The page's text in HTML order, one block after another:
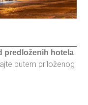
predloženih hotela
putem priloženog